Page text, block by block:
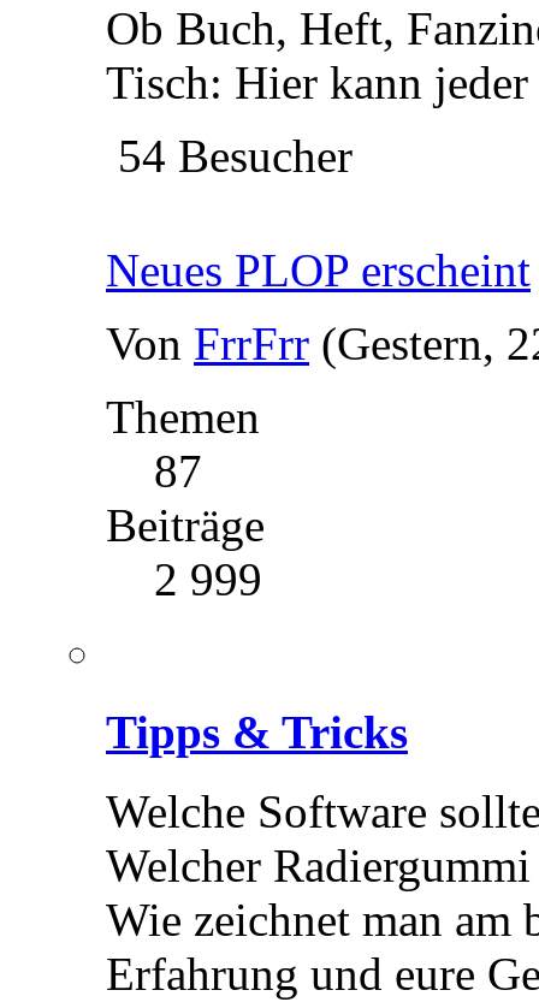
Ob Buch, Heft,
Tisch: Hier kann
54 Besucher
Neues PLOP erscheint
Von FrrFrr (Gestern,
Themen
87
Beiträge
2 999
Tipps & Tricks
Welche Software
Welcher
Wie zeichnet man am
Erfahrung und eure